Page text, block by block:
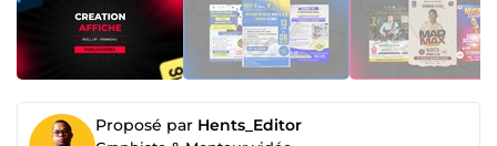
Proposé par Hents_Editor